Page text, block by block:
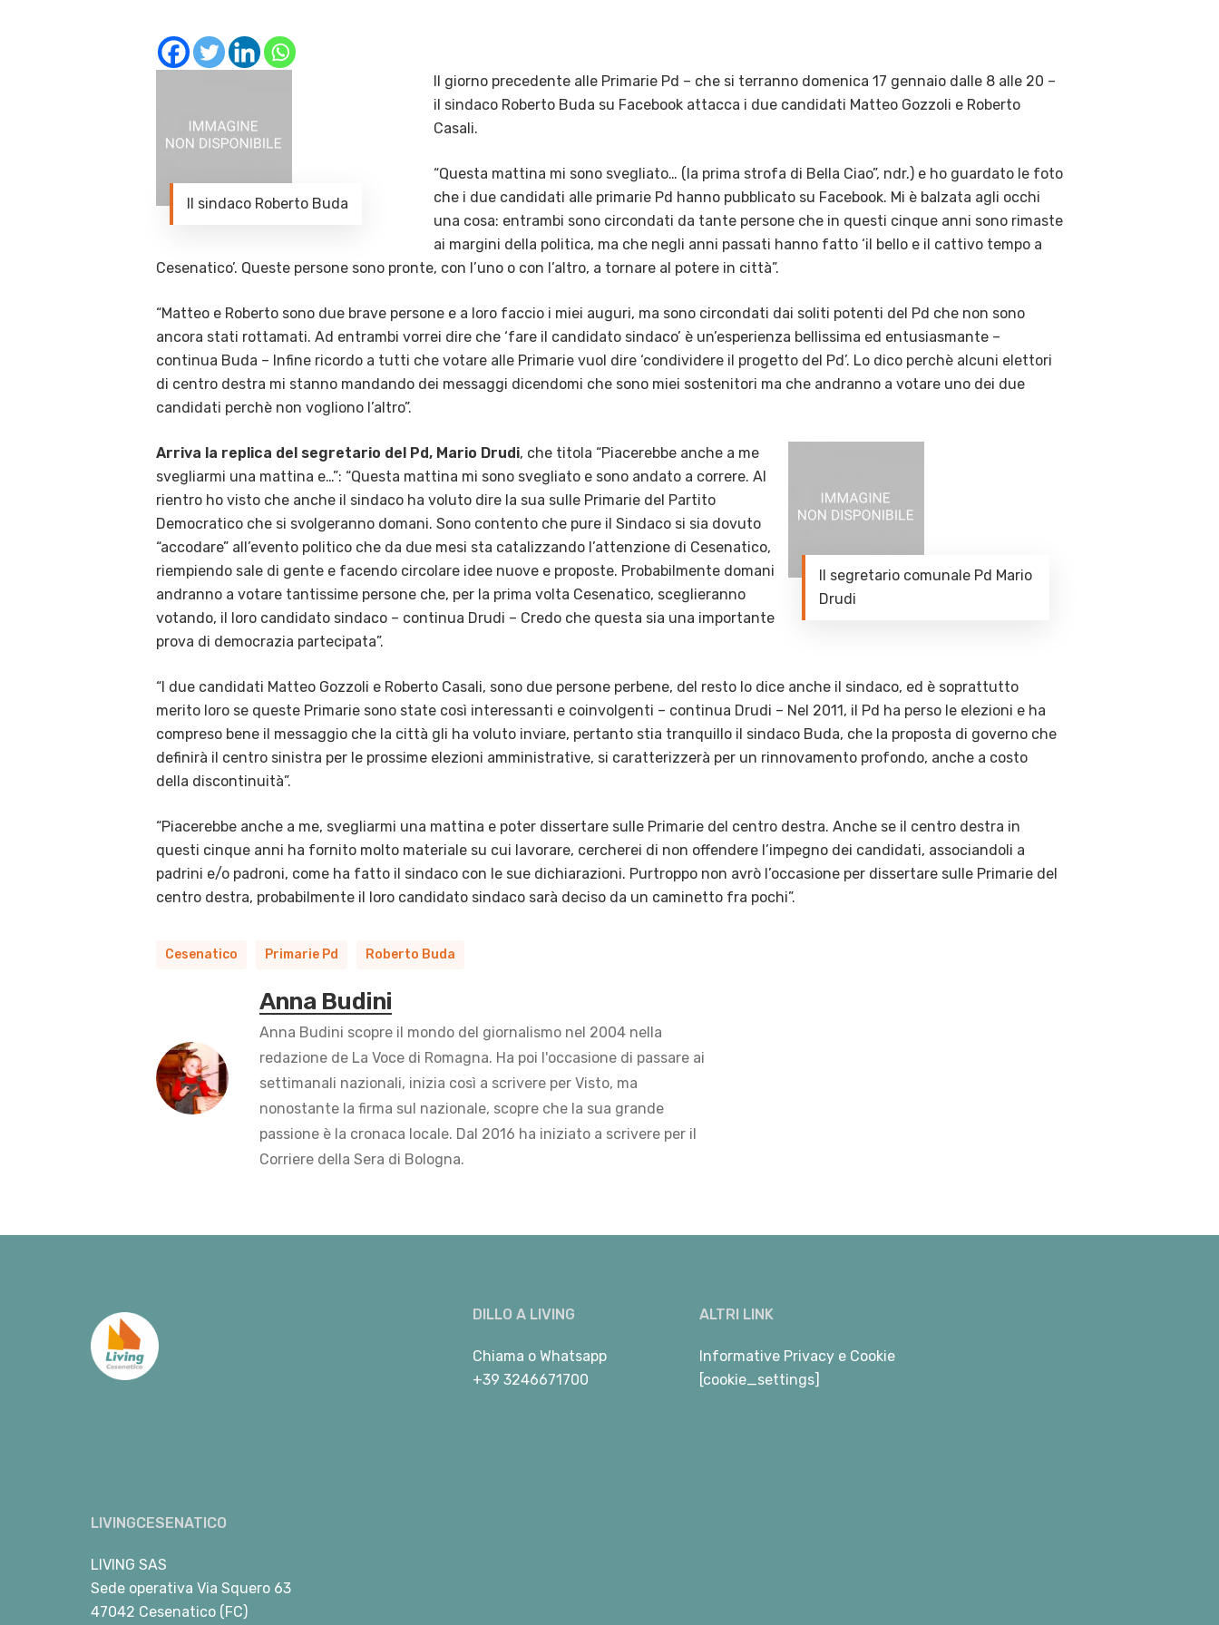
Il sindaco Roberto Buda
Il giorno precedente alle Primarie Pd – che si terranno domenica 17 gennaio dalle 8 alle 20 –
il sindaco Roberto Buda su Facebook attacca i due candidati Matteo Gozzoli e Roberto
Casali.
“Questa mattina mi sono svegliato… (la prima strofa di Bella Ciao”, ndr.) e ho guardato le foto
che i due candidati alle primarie Pd hanno pubblicato su Facebook. Mi è balzata agli occhi
una cosa: entrambi sono circondati da tante persone che in questi cinque anni sono rimaste
ai margini della politica, ma che negli anni passati hanno fatto ‘il bello e il cattivo tempo a
‪Cesenatico‬’. Queste persone sono pronte, con l’uno o con l’altro, a tornare al potere in città”.
“Matteo e Roberto sono due brave persone e a loro faccio i miei auguri, ma sono circondati dai soliti potenti del Pd che non sono
ancora stati rottamati. Ad entrambi vorrei dire che ‘fare il candidato ‪sindaco‬’ è un’esperienza bellissima ed entusiasmante –
continua Buda – Infine ricordo a tutti che votare alle Primarie vuol dire ‘condividere il progetto del Pd’. Lo dico perchè alcuni elettori
di centro destra mi stanno mandando dei messaggi dicendomi che sono miei sostenitori ma che andranno a votare uno dei due
candidati perchè non vogliono l’altro”.
Il segretario comunale Pd Mario
Drudi
Arriva la replica del segretario del Pd, Mario Drudi, che titola “Piacerebbe anche a me
svegliarmi una mattina e…”: “Questa mattina mi sono svegliato e sono andato a correre. Al
rientro ho visto che anche il sindaco ha voluto dire la sua sulle Primarie del Partito
Democratico che si svolgeranno domani. Sono contento che pure il Sindaco si sia dovuto
“accodare” all’evento politico che da due mesi sta catalizzando l’attenzione di Cesenatico,
riempiendo sale di gente e facendo circolare idee nuove e proposte. Probabilmente domani
andranno a votare tantissime persone che, per la prima volta Cesenatico, sceglieranno
votando, il loro candidato sindaco – continua Drudi – Credo che questa sia una importante
prova di democrazia partecipata”.
“I due candidati Matteo Gozzoli e Roberto Casali, sono due persone perbene, del resto lo dice anche il sindaco, ed è soprattutto
merito loro se queste Primarie sono state così interessanti e coinvolgenti – continua Drudi – Nel 2011, il Pd ha perso le elezioni e ha
compreso bene il messaggio che la città gli ha voluto inviare, pertanto stia tranquillo il sindaco Buda, che la proposta di governo che
definirà il centro sinistra per le prossime elezioni amministrative, si caratterizzerà per un rinnovamento profondo, anche a costo
della discontinuità”.
“Piacerebbe anche a me, svegliarmi una mattina e poter dissertare sulle Primarie del centro destra. Anche se il centro destra in
questi cinque anni ha fornito molto materiale su cui lavorare, cercherei di non offendere l’impegno dei candidati, associandoli a
padrini e/o padroni, come ha fatto il sindaco con le sue dichiarazioni. Purtroppo non avrò l’occasione per dissertare sulle Primarie del
centro destra, probabilmente il loro candidato sindaco sarà deciso da un caminetto fra pochi”.
Cesenatico Primarie Pd Roberto Buda
Anna Budini
Anna Budini scopre il mondo del giornalismo nel 2004 nella
redazione de La Voce di Romagna. Ha poi l'occasione di passare ai
settimanali nazionali, inizia così a scrivere per Visto, ma
nonostante la firma sul nazionale, scopre che la sua grande
passione è la cronaca locale. Dal 2016 ha iniziato a scrivere per il
Corriere della Sera di Bologna.
LIVINGCESENATICO
LIVING SAS
Sede operativa Via Squero 63
47042 Cesenatico (FC)
DILLO A LIVING
Chiama o Whatsapp
+39 3246671700
ALTRI LINK
Informative Privacy e Cookie
[cookie_settings]